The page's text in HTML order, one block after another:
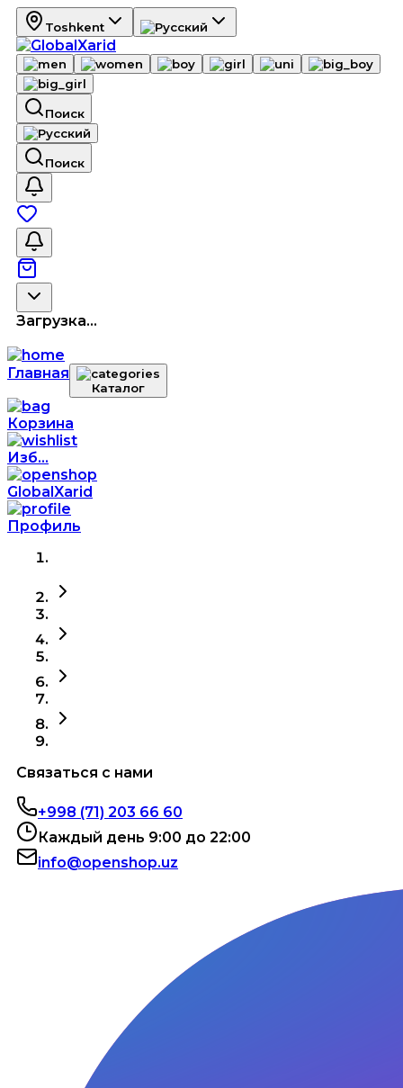
Toshkent
Поиск
Поиск
Загрузка...
Главная
Каталог
Корзина
Изб...
GlobalXarid
Профиль
Связаться с нами
+998 (71) 203 66 60
Каждый день 9:00 до 22:00
info@openshop.uz